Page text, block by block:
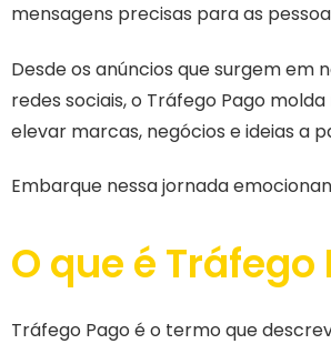
mensagens precisas para as
Desde os anúncios que surgem em
redes sociais, o Tráfego Pago
elevar marcas, negócios e ideias a
Embarque nessa jornada
O que é Tráfego
Tráfego Pago é o termo que